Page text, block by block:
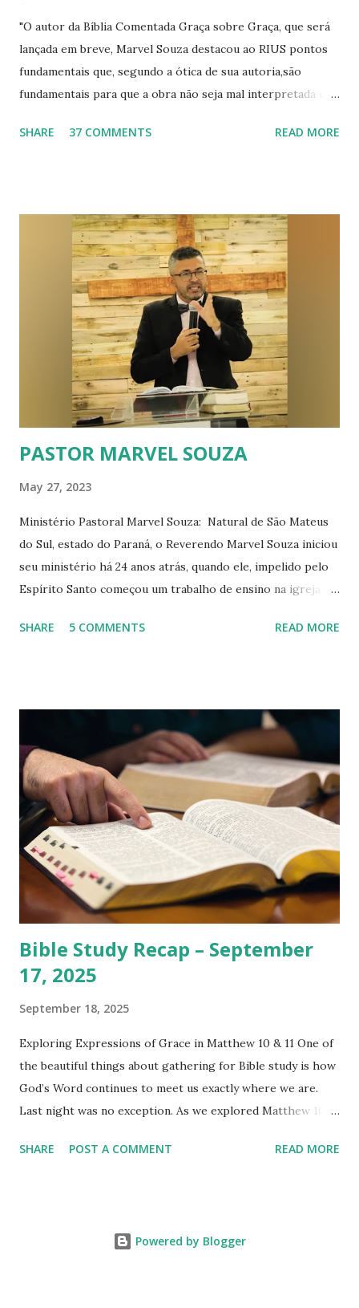
"O autor da Bíblia Comentada Graça sobre Graça, que será
lançada em breve, Marvel Souza destacou ao RIUS pontos
fundamentais que, segundo a ótica de sua autoria,são
fundamentais para que a obra não seja mal interpretada ou
Bíblia Comentada Graça sobre Graça vai muito além do
mas héteros também. Leia na íntegra : “Sou o autor da
Bíblia Comentada Graça sobre Graça, chamada por alguns
sites, inclusive o de vocês de “Bíblia Gay”, o que poderia ser
“Bíblia dos Negros”, ou “Bíblia das Mulheres”, ou ainda
“Bíblia das Pessoas com Necessidades Especiais”, já que
trato sobre todos estes assunto nesta obra, mas entendo
que não seria interessante para os portais, jornais, revistas,
ou emissoras de rádio e TV, anunciar uma “Bíblia de Todas
SHARE 37 COMMENTS READ MORE
PASTOR MARVEL SOUZA
May 27, 2023
Ministério Pastoral Marvel Souza: Natural de São Mateus
do Sul, estado do Paraná, o Reverendo Marvel Souza iniciou
seu ministério há 24 anos atrás, quando ele, impelido pelo
Espírito Santo começou um trabalho de ensino na igreja
formação teológica recém iniciada. Natural de São Mateus
Metodista, onde desenvolveu projetos pautados em sua
formação teológica recém iniciada. Depois de algum tempo
servindo foi consagrado ao diaconato, servindo por seis
anos com dedicação, dinamismo e responsabilidade. Neste
período, introduziu um curso de formação teológica, que
se tornou requisito necessário para a consagração de
líderes da igreja em que servia. O curso teve êxito e acabou
tomando proporções maiores que as esperadas, sendo
ministrado em várias igrejas de...
SHARE 5 COMMENTS READ MORE
Bible Study Recap – September
17, 2025
September 18, 2025
Exploring Expressions of Grace in Matthew 10 & 11 One of
the beautiful things about gathering for Bible study is how
God’s Word continues to meet us exactly where we are.
Last night was no exception. As we explored Matthew 10
concept—it’s something Jesus gives us in our sending, in
began by sharing moments when we felt “sent” by someone
SHARE POST A COMMENT READ MORE
Powered by Blogger